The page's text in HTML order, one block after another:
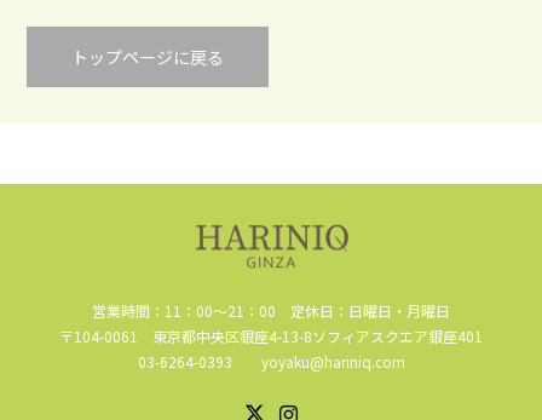
トップページに戻る
営業時間：11：00～21：00 定休日：日曜日・月曜日
〒104-0061 東京都中央区銀座4-13-8ソフィアスクエア銀座401
03-6264-0393 yoyaku@hariniq.com